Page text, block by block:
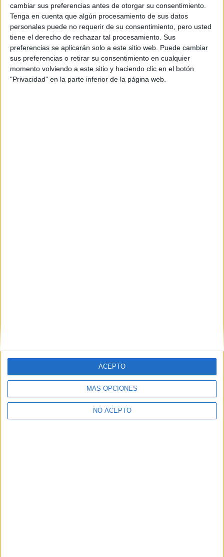
cambiar sus preferencias antes de otorgar su consentimiento.
Tenga en cuenta que algún procesamiento de sus datos
personales puede no requerir de su consentimiento, pero usted
tiene el derecho de rechazar tal procesamiento. Sus
preferencias se aplicarán solo a este sitio web. Puede cambiar
sus preferencias o retirar su consentimiento en cualquier
momento volviendo a este sitio y haciendo clic en el botón
"Privacidad" en la parte inferior de la página web.
MÁS OPCIONES
NO ACEPTO
ACEPTO
Soy estudiante de:*
Términos y Condiciones de Uso
Aceptolos Términos y Condicionesde uso*
Y como regalo de agradecimiento, por registrarte te daremos
gratis una copia de nuestro ebook con 100 consejos para tu
primer año de universidad